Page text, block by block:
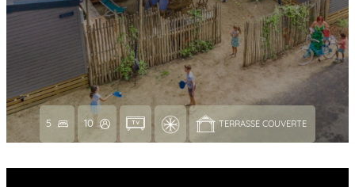
5 10 TERRASSE COUVERTE